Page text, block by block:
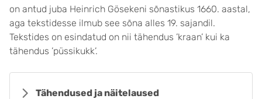
on antud juba Heinrich Gösekeni sõnastikus 1660. aastal,
aga tekstidesse ilmub see sõna alles 19. sajandil.
Tekstides on esindatud on nii tähendus ’kraan’ kui ka
tähendus ’püssikukk’.
Tähendused ja näitelaused